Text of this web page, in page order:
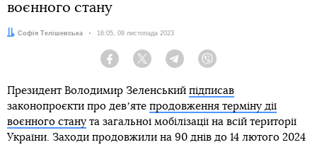
воєнного стану
Автор:
Софія Телішевська Дата:
16:05, 09 листопада 2023
Facebook Twitter Telegram
Президент Володимир Зеленський підписав
законопроєкти про девʼяте продовження терміну дії
воєнного стану та загальної мобілізації на всій території
України. Заходи продовжили на 90 днів до 14 лютого 2024